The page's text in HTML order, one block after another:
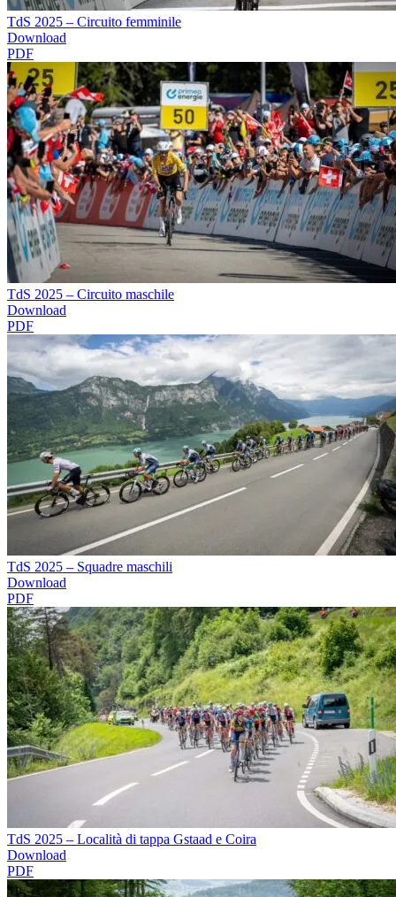
TdS 2025 – Circuito femminile
Download
PDF
TdS 2025 – Circuito maschile
Download
PDF
TdS 2025 – Squadre maschili
Download
PDF
TdS 2025 – Località di tappa Gstaad e Coira
Download
PDF